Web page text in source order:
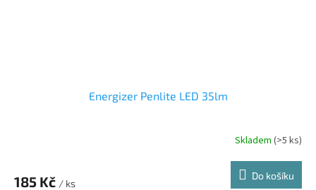
Energizer Penlite LED 35lm
Skladem (>5 ks)
185 Kč / ks
Do košíku